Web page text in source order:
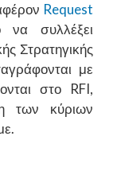
Request
συλλέξει
Στρατηγικής
με
στο RFI,
των κύριων